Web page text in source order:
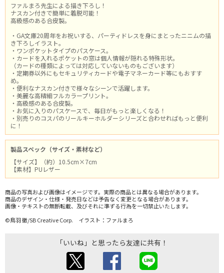
ファルまろ先生による描き下ろし！
ナスカン付きで簡単に着脱可能！
高級感のある合皮製。
・GA文庫20周年をお祝いする、パーティドレスを身にまとったニニムの描
き下ろしイラスト。
・ワンポケットタイプのパスケース。
・カードを入れるポケットの窓は個人情報が隠れる特殊形状。
（カードの種類によっては対応していないものもございます）
・定期券以外にもセキュリティカードや電子マネーカード等にもおすす
め。
・便利なナスカン付きで様々なシーンで活躍します。
・美麗な高精細フルカラープリント。
・高級感のある合皮製。
・お気に入りのパスケースで、毎日がもっと楽しくなる！
・別売りのコスパのリールキーホルダーシリーズと合わせればもっと便利
に！
製品スペック（サイズ・素材など）
【サイズ】（約）10.5cm×7cm
【素材】PUレザー
商品の写真および画像はイメージです。実際の商品とは異なる場合があります。
商品のデザイン・仕様・発売日などは予告なく変更となる場合があります。
画像・テキストの無断転載、及びそれに準ずる行為を一切禁止いたします。
©鳥羽 徹/SB Creative Corp. イラスト：ファルまろ
「いいね」と思ったら友達に共有！